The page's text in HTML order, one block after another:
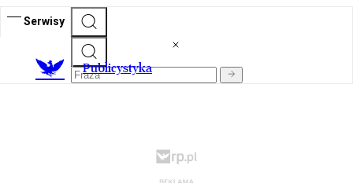
Serwisy
Publicystyka